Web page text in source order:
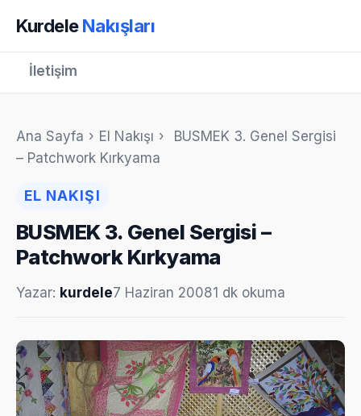
KurdeleNakışları
İletişim
Ana Sayfa › El Nakışı ›
BUSMEK 3. Genel Sergisi
– Patchwork Kırkyama
EL NAKIŞI
BUSMEK 3. Genel Sergisi –
Patchwork Kırkyama
Yazar: kurdele7 Haziran 20081 dk okuma